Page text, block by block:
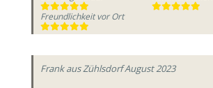
Freundlichkeit vor Ort
Frankaus Zühlsdorf August 2023